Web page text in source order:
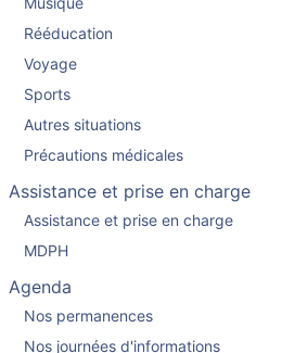
Rééducation
Voyage
Sports
Autres situations
Précautions médicales
Assistance et prise en charge
Assistance et prise en charge
MDPH
Agenda
Nos permanences
Nos journées d'informations